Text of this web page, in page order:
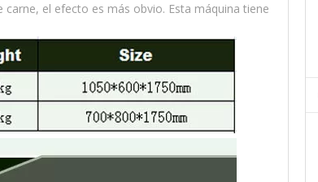
el efecto es más obvio. Esta máquina tiene